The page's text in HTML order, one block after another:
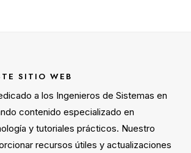
SITIO WEB
a los Ingenieros de Sistemas en
contenido especializado en
y tutoriales prácticos. Nuestro
recursos útiles y actualizaciones